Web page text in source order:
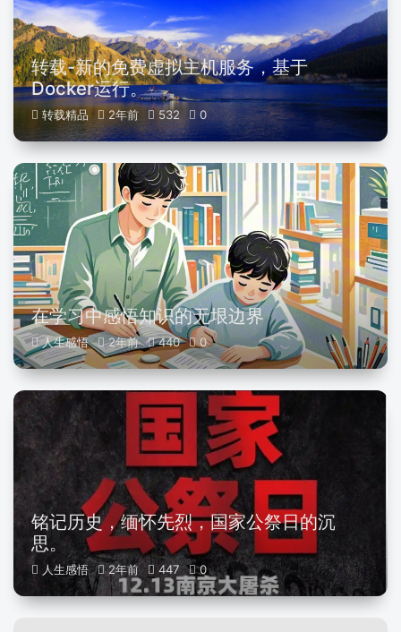
转载-新的免费虚拟主机服务，基于
Docker运行。
转载精品 2年前 532 0
在学习中感悟知识的无垠边界
人生感悟 2年前 440 0
铭记历史，缅怀先烈，国家公祭日的沉
思。
人生感悟 2年前 447 0